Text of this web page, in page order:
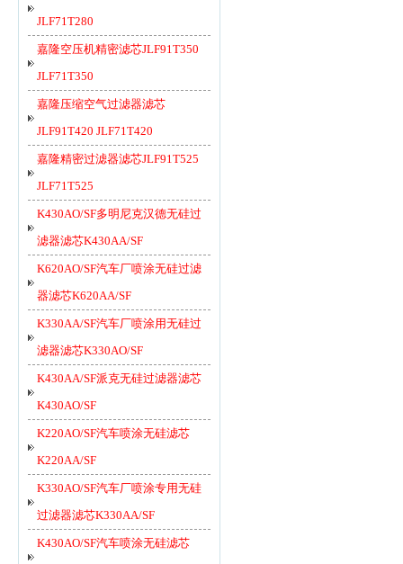
JLF71T280
嘉隆空压机精密滤芯JLF91T350
JLF71T350
嘉隆压缩空气过滤器滤芯
JLF91T420 JLF71T420
嘉隆精密过滤器滤芯JLF91T525
JLF71T525
K430AO/SF多明尼克汉德无硅过
滤器滤芯K430AA/SF
K620AO/SF汽车厂喷涂无硅过滤
器滤芯K620AA/SF
K330AA/SF汽车厂喷涂用无硅过
滤器滤芯K330AO/SF
K430AA/SF派克无硅过滤器滤芯
K430AO/SF
K220AO/SF汽车喷涂无硅滤芯
K220AA/SF
K330AO/SF汽车厂喷涂专用无硅
过滤器滤芯K330AA/SF
K430AO/SF汽车喷涂无硅滤芯